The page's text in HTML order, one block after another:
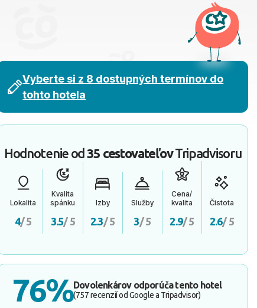
Vyberte si z 8 dostupných termínov do
tohto hotela
Hodnotenie od35 cestovateľovTripadvisoru
Lokalita
4/ 5
Kvalita
spánku
3.5/ 5
Izby
2.3/ 5
Služby
3/ 5
Cena/
kvalita
2.9/ 5
Čistota
2.6/ 5
76%Dovolenkárov odporúča tento hotel
(757 recenzií od Google a Tripadvisor)